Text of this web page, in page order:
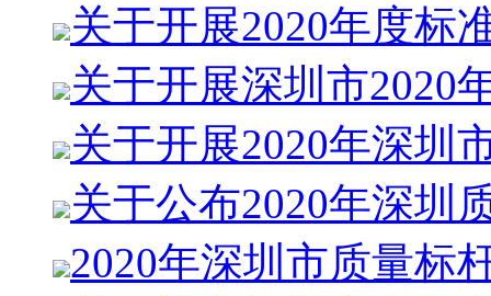
关于开展2020年度标
关于开展深圳市2020
关于开展2020年深圳
关于公布2020年深圳
2020年深圳市质量标